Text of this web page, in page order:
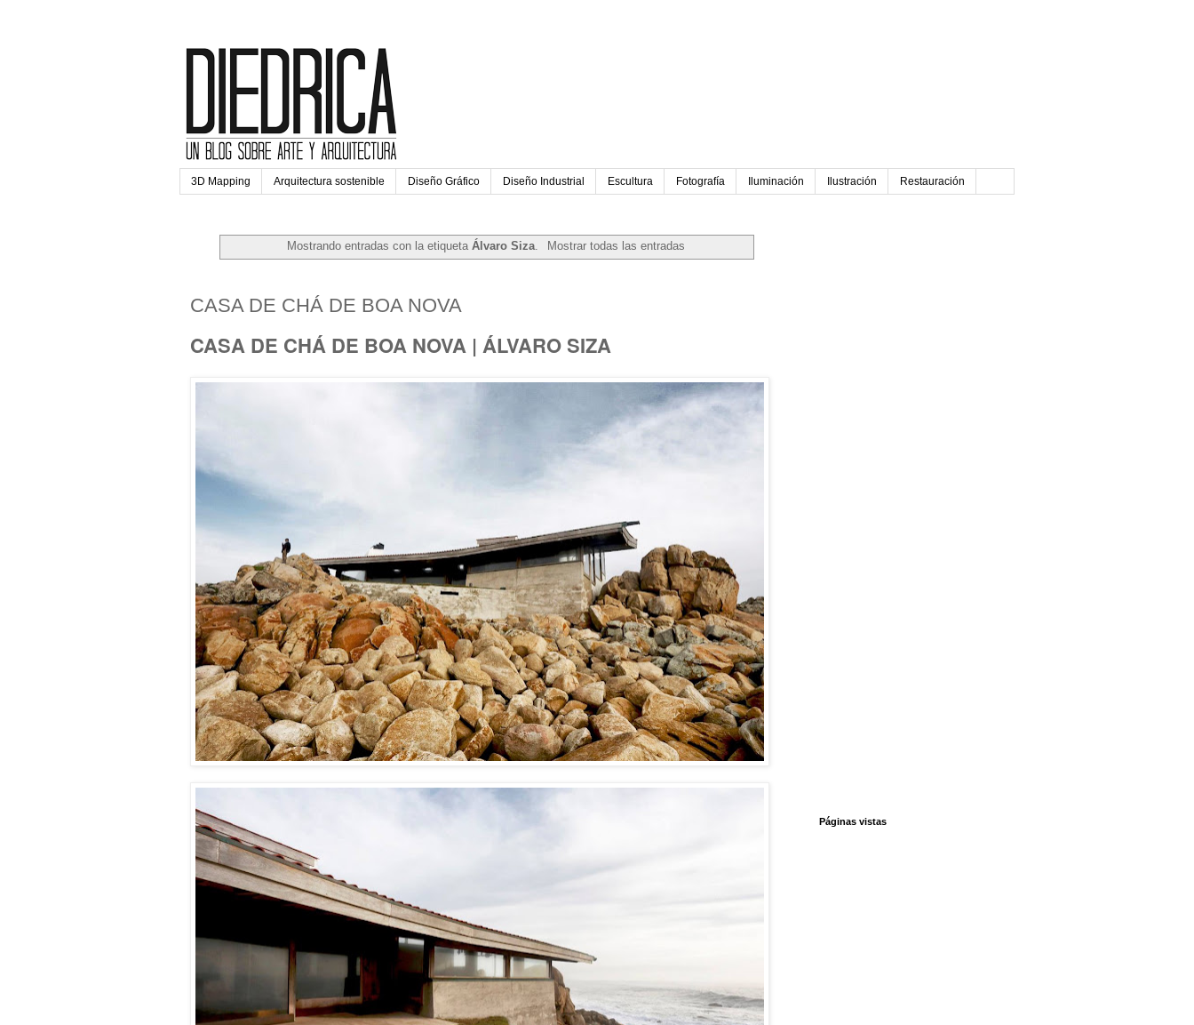
3D Mapping Arquitectura sostenible Diseño Gráfico Diseño Industrial Escultura Fotografía Iluminación Ilustración Restauración
Mostrando entradas con la etiquetaÁlvaro Siza. Mostrar todas las entradas
CASA DE CHÁ DE BOA NOVA
CASA DE CHÁ DE BOA NOVA | ÁLVARO SIZA
Páginas vistas